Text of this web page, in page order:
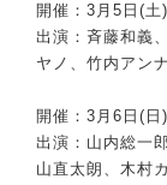
開催：3月5日(
出演：斉藤和義
ヤノ、竹内アン
開催：3月6日(
出演：山内総一
山直太朗、木村